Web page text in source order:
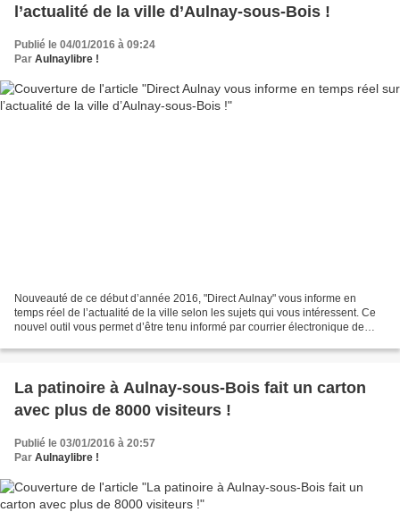
l’actualité de la ville d’Aulnay-sous-Bois !
Publié le 04/01/2016 à 09:24
Par Aulnaylibre !
Nouveauté de ce début d’année 2016, "Direct Aulnay" vous informe en
temps réel de l’actualité de la ville selon les sujets qui vous intéressent. Ce
nouvel outil vous permet d’être tenu informé par courrier électronique de
La patinoire à Aulnay-sous-Bois fait un carton
avec plus de 8000 visiteurs !
Publié le 03/01/2016 à 20:57
Par Aulnaylibre !